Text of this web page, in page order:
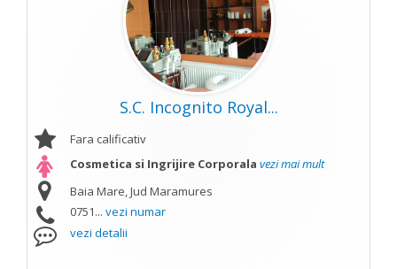
S.C. Incognito Royal...
Fara calificativ
Cosmetica si Ingrijire Corporala vezi mai mult
Baia Mare, Jud Maramures
0751... vezi numar
vezi detalii